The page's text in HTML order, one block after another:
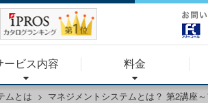
ービス内容 料金
ムとは マネジメントシステムとは？ 第2講座